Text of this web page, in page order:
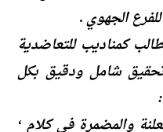
الجھوي .
كمنادیب للتعاضدیة
تحقیق شامل ودقیق بكل
والمضمرة في كلام ‘